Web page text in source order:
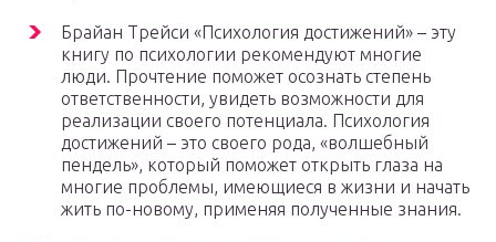
Брайан Трейси «Психология достижений» – эту
книгу по психологии рекомендуют многие
люди. Прочтение поможет осознать степень
ответственности, увидеть возможности для
реализации своего потенциала. Психология
достижений – это своего рода, «волшебный
пендель», который поможет открыть глаза на
многие проблемы, имеющиеся в жизни и начать
жить по-новому, применяя полученные знания.